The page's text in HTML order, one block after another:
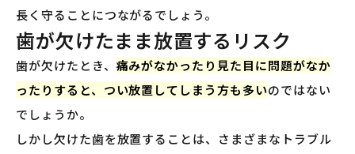
長く守ることにつながるでしょう。
歯が欠けたまま放置するリスク
歯が欠けたとき、 痛みがなかったり見た目に問題がなか
ったりすると、つい放置してしまう方も多いのではない
でしょうか。
しかし欠けた歯を放置することは、さまざまなトラブル